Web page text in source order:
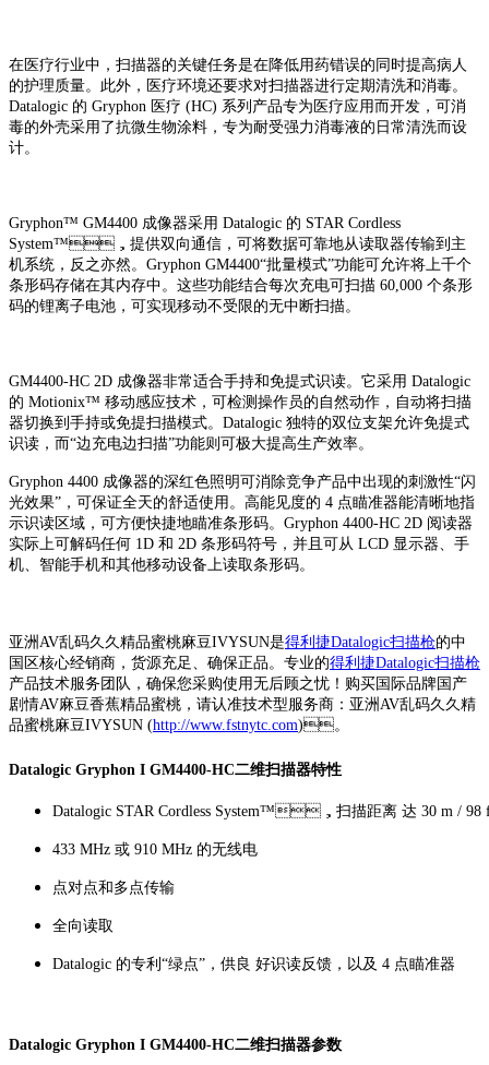
在医疗行业中，扫描器的关键任务是在降低用药错误的同时提高病人
的护理质量。此外，医疗环境还要求对扫描器进行定期清洗和消毒。
Datalogic 的 Gryphon 医疗 (HC) 系列产品专为医疗应用而开发，可消
毒的外壳采用了抗微生物涂料，专为耐受强力消毒液的日常清洗而设
计。
Gryphon™ GM4400 成像器采用 Datalogic 的 STAR Cordless
System™，提供双向通信，可将数据可靠地从读取器传输到主
机系统，反之亦然。Gryphon GM4400“批量模式”功能可允许将上千个
条形码存储在其内存中。这些功能结合每次充电可扫描 60,000 个条形
码的锂离子电池，可实现移动不受限的无中断扫描。
GM4400-HC 2D 成像器非常适合手持和免提式识读。它采用 Datalogic
的 Motionix™ 移动感应技术，可检测操作员的自然动作，自动将扫描
器切换到手持或免提扫描模式。Datalogic 独特的双位支架允许免提式
识读，而“边充电边扫描”功能则可极大提高生产效率。
Gryphon 4400 成像器的深红色照明可消除竞争产品中出现的刺激性“闪
光效果”，可保证全天的舒适使用。高能见度的 4 点瞄准器能清晰地指
示识读区域，可方便快捷地瞄准条形码。Gryphon 4400-HC 2D 阅读器
实际上可解码任何 1D 和 2D 条形码符号，并且可从 LCD 显示器、手
机、智能手机和其他移动设备上读取条形码。
亚洲AV乱码久久精品蜜桃麻豆IVYSUN是得利捷Datalogic扫描枪的中
国区核心经销商，货源充足、确保正品。专业的得利捷Datalogic扫描枪
产品技术服务团队，确保您采购使用无后顾之忧！购买国际品牌国产
剧情AV麻豆香蕉精品蜜桃，请认准技术型服务商：亚洲AV乱码久久精
品蜜桃麻豆IVYSUN (http://www.fstnytc.com)。
Datalogic Gryphon I GM4400-HC二维扫描器特性
Datalogic STAR Cordless System™，扫描距离 达 30 m / 98
433 MHz 或 910 MHz 的无线电
点对点和多点传输
全向读取
Datalogic 的专利“绿点”，供良 好识读反馈，以及 4 点瞄准器
Datalogic Gryphon I GM4400-HC二维扫描器参数